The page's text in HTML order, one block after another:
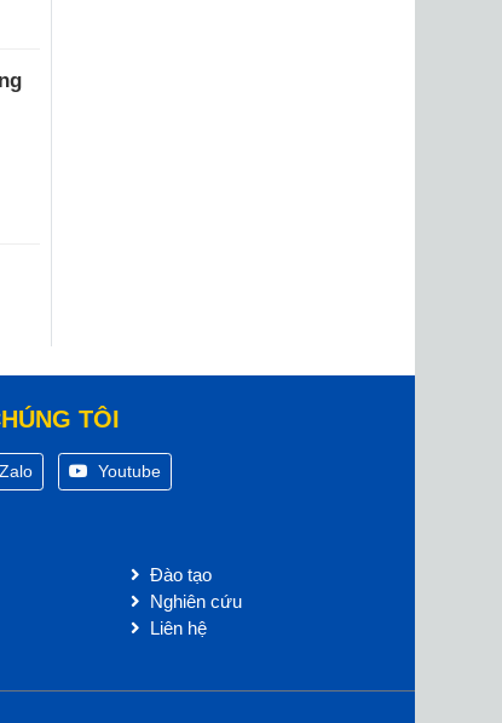
TÔI
Zalo Youtube
Đào tạo
Nghiên cứu
Liên hệ